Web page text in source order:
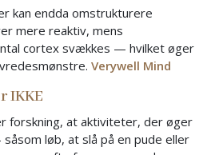
kan endda omstrukturere
mere reaktiv, mens
cortex svækkes — hvilket øger
Verywell Mind
IKKE
forskning, at aktiviteter, der øger
løb, at slå på en pude eller